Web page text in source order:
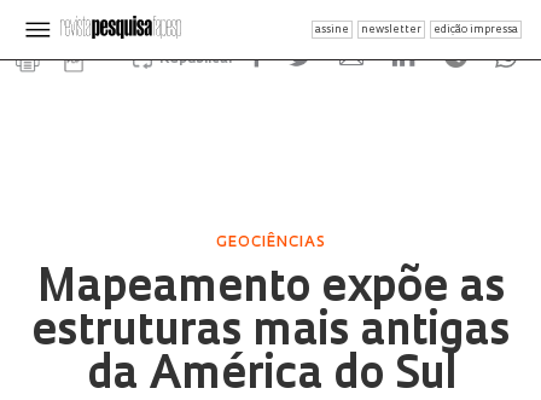
assine newsletter edição impressa
Republicar
GEOCIÊNCIAS
Mapeamento expõe as
estruturas mais antigas
da América do Sul